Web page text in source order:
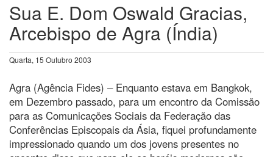
Sua E. Dom Oswald Gracias,
Arcebispo de Agra (Índia)
Quarta, 15 Outubro 2003
Agra (Agência Fides) – Enquanto estava em Bangkok,
em Dezembro passado, para um encontro da Comissão
para as Comunicações Sociais da Federação das
Conferências Episcopais da Ásia, fiquei profundamente
impressionado quando um dos jovens presentes no